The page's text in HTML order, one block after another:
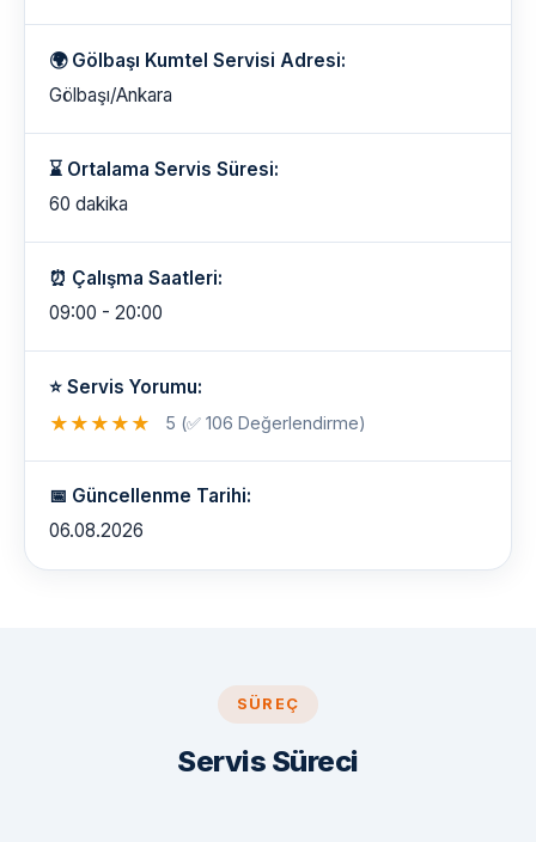
🌍 Gölbaşı Kumtel Servisi Adresi:
Gölbaşı/Ankara
⌛ Ortalama Servis Süresi:
60 dakika
⏰ Çalışma Saatleri:
09:00 - 20:00
⭐ Servis Yorumu:
★ ★ ★ ★ ★ 5 (✅ 106 Değerlendirme)
📅 Güncellenme Tarihi:
06.08.2026
SÜREÇ
Servis Süreci